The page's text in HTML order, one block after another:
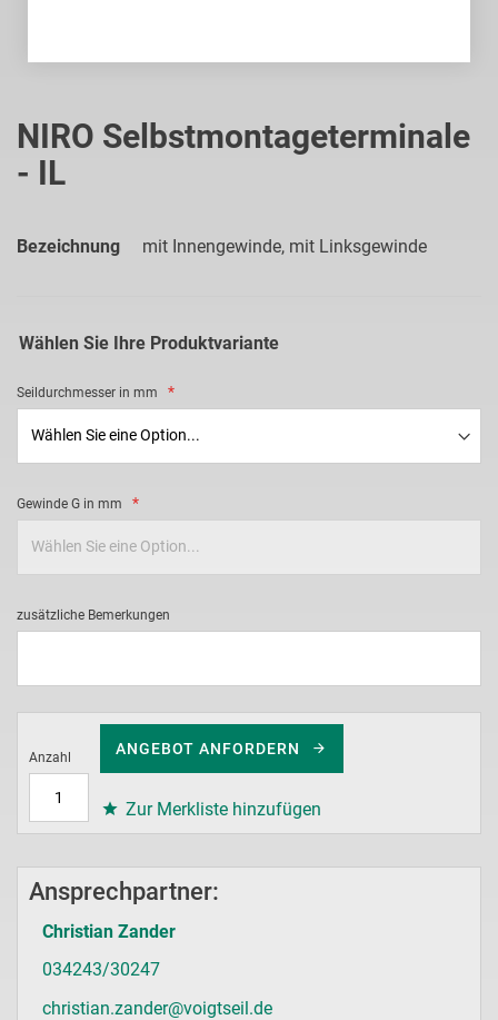
NIRO Selbstmontageterminale
- IL
Bezeichnung mit Innengewinde, mit Linksgewinde
Wählen Sie Ihre Produktvariante
Seildurchmesser in mm
Gewinde G in mm
zusätzliche Bemerkungen
Anzahl
ANGEBOT ANFORDERN
Zur Merkliste hinzufügen
Ansprechpartner:
Christian Zander
034243/30247
christian.zander@voigtseil.de
Anfang
der
Bildgalerie